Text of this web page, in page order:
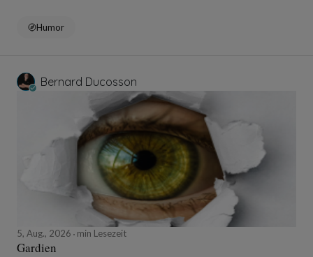
Humor
Bernard Ducosson
5, Aug., 2026 min Lesezeit
Gardien